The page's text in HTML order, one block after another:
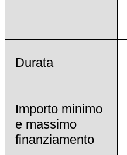
Durata
Importo minimo
e massimo
finanziamento